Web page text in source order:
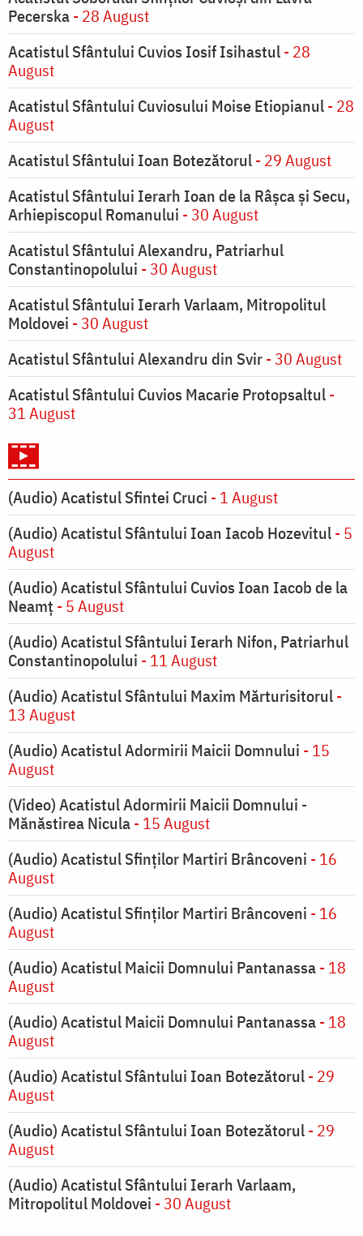
Pecerska- 28 August
Acatistul Sfântului Cuvios Iosif Isihastul- 28
August
Acatistul Sfântului Cuviosului Moise Etiopianul- 28
August
Acatistul Sfântului Ioan Botezătorul- 29 August
Acatistul Sfântului Ierarh Ioan de la Râşca şi Secu,
Arhiepiscopul Romanului - 30 August
Acatistul Sfântului Alexandru, Patriarhul
Constantinopolului - 30 August
Acatistul Sfântului Ierarh Varlaam, Mitropolitul
Moldovei - 30 August
Acatistul Sfântului Alexandru din Svir- 30 August
Acatistul Sfântului Cuvios Macarie Protopsaltul-
31 August
(Audio) Acatistul Sfintei Cruci - 1 August
(Audio) Acatistul Sfântului Ioan Iacob Hozevitul- 5
August
(Audio) Acatistul Sfântului Cuvios Ioan Iacob de la
Neamț - 5 August
(Audio) Acatistul Sfântului Ierarh Nifon, Patriarhul
Constantinopolului - 11 August
(Audio) Acatistul Sfântului Maxim Mărturisitorul-
13 August
(Audio) Acatistul Adormirii Maicii Domnului - 15
August
(Video) Acatistul Adormirii Maicii Domnului -
Mănăstirea Nicula- 15 August
(Audio) Acatistul Sfinților Martiri Brâncoveni - 16
August
(Audio) Acatistul Sfinților Martiri Brâncoveni - 16
August
(Audio) Acatistul Maicii Domnului Pantanassa- 18
August
(Audio) Acatistul Maicii Domnului Pantanassa- 18
August
(Audio) Acatistul Sfântului Ioan Botezătorul- 29
August
(Audio) Acatistul Sfântului Ioan Botezătorul- 29
August
(Audio) Acatistul Sfântului Ierarh Varlaam,
Mitropolitul Moldovei - 30 August